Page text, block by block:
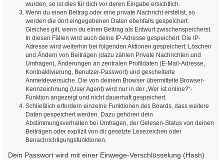
wurden, so ist dies für dich vor deren Eingabe ersichtlich.
Wenn du einen Beitrag oder eine private Nachricht erstellst, so
werden die dort eingegebenen Daten ebenfalls gespeichert.
Gleiches gilt, wenn du einen Beitrag als Entwurf zwischenspeicherst.
In diesen Fällen wird auch deine IP-Adresse gespeichert. Die IP-
Adresse wird weiterhin bei folgenden Aktionen gespeichert: Löschen
und Ändern von Beiträgen (dazu zählen Private Nachrichten und
Umfragen), Änderungen an zentralen Profildaten (E-Mail-Adresse,
Kontoaktivierung, Benutzer-Passwort) und gescheiterte
Anmeldeversuche. Die von deinem Browser übermittelte Browser-
Kennzeichnung (User Agent) wird nur in der „Wer ist online?“-
Funktion angezeigt und nicht dauerhaft gespeichert.
Schließlich erfordern einzelne Funktionen des Boards, dass weitere
Daten gespeichert werden. Dazu gehören dein
Abstimmungsverhalten bei Umfragen, der Gelesen-Status von deinen
Beiträgen oder explizit von dir gesetzte Lesezeichen oder
Benachrichtigungsfunktionen.
Dein Passwort wird mit einer Einwege-Verschlüsselung (Hash)